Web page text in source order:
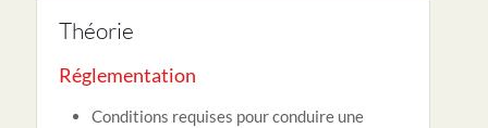
Théorie
Réglementation
Conditions requises pour conduire une